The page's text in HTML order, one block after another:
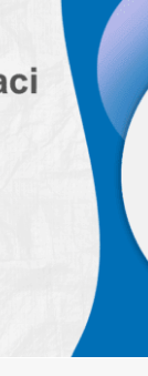
Jak
mění
i
firem?